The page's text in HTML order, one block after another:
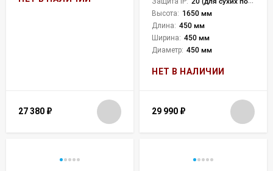
27 380 ₽
Высота: 1650 мм
Длина: 450 мм
Ширина: 450 мм
Диаметр: 450 мм
НЕТ В НАЛИЧИИ
29 990 ₽